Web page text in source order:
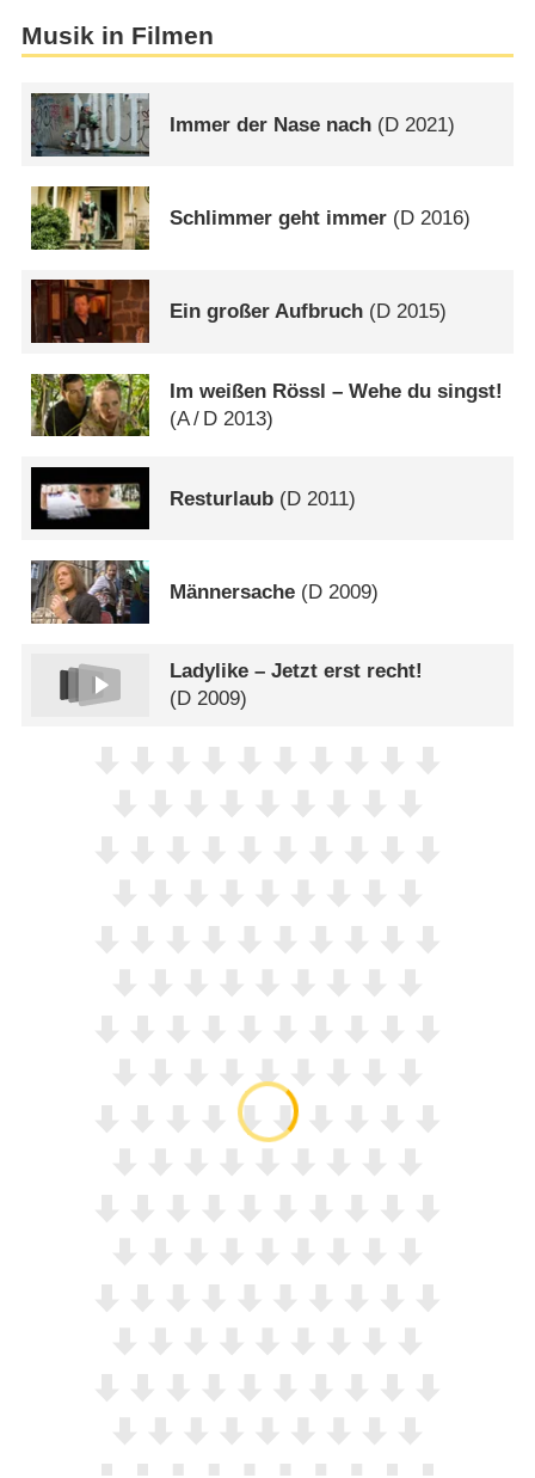
Musik in Filmen
Immer der Nase nach (D 2021)
Schlimmer geht immer (D 2016)
Ein großer Aufbruch (D 2015)
Im weißen Rössl – Wehe du singst!
(A/ D 2013)
Resturlaub (D 2011)
Männersache (D 2009)
Ladylike – Jetzt erst recht!
(D 2009)